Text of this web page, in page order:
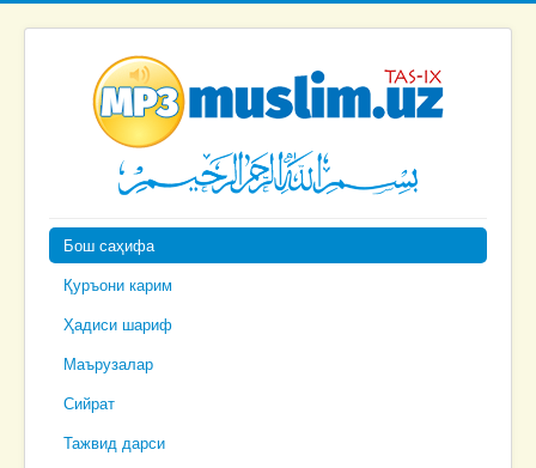
Бош саҳифа
Қуръони карим
Ҳадиси шариф
Маърузалар
Сийрат
Тажвид дарси